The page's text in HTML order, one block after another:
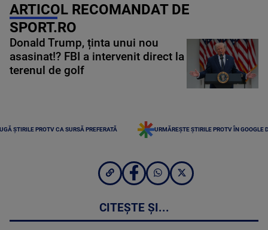
ARTICOL RECOMANDAT DE
SPORT.RO
Donald Trump, ținta unui nou
asasinat!? FBI a intervenit direct la
terenul de golf
ȘTIRILE PROTV CA SURSĂ PREFERATĂ URMĂREȘTE ȘTIRILE PROTV ÎN GOOGLE
CITEȘTE ȘI...